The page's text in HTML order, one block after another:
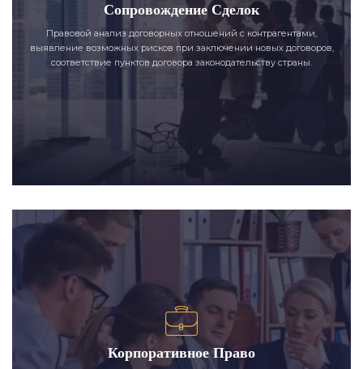
Сопровождение Сделок
Правовой анализ договорных отношений с контрагентами,
выявление возможных рисков при заключении новых договоров,
соответствие пунктов договора законодательству страны.
Корпоративное Право